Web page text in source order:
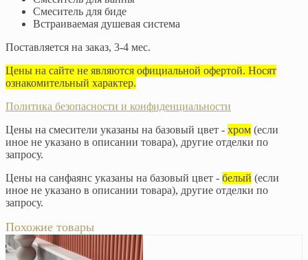
Смеситель для биде
Встраиваемая душевая система
Поставляется на заказ, 3-4 мес.
Цены на сайте не являются официальной офертой. Носят
ознакомительный характер.
Политика безопасности и конфиденциальности
Цены на смесители указаны на базовый цвет - хром (если
иное не указано в описании товара), другие отделки по
запросу.
Цены на санфаянс указаны на базовый цвет - белый (если
иное не указано в описании товара), другие отделки по
запросу.
Похожие товары